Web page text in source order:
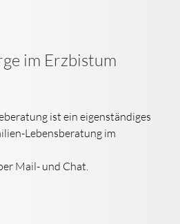
im Erzbistum
ist ein eigenständiges
Lebensberatung im
Mail- und Chat.